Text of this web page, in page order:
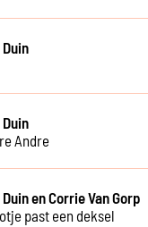
Duin
Duin
Andre
en Corrie Van Gorp
past een deksel